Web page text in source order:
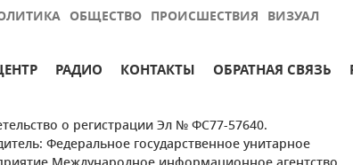
ОБЩЕСТВО ПРОИСШЕСТВИЯ ВИЗУАЛ
РАДИО КОНТАКТЫ ОБРАТНАЯ СВЯЗЬ
о регистрации Эл № ФС77-57640.
Федеральное государственное унитарное